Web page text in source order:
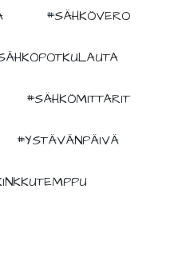
#SÄHKÖVERO
#SÄHKÖMITTARIT
#YSTÄVÄNPÄIVÄ